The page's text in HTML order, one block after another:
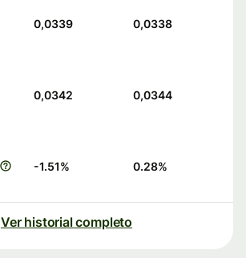
0,0339 0,0338
0,0342 0,0344
-1.51% 0.28%
Ver historial completo